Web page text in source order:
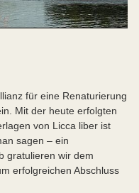
für eine Renaturierung
Mit der heute erfolgten
von Licca liber ist
sagen – ein
gratulieren wir dem
erfolgreichen Abschluss